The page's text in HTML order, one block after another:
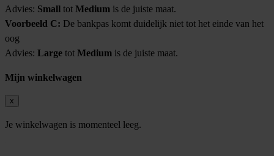
Advies: Small tot Medium is de juiste maat.
Voorbeeld C: De bankpas komt duidelijk niet tot het einde van het
oog
Advies: Large tot Medium is de juiste maat.
Mijn winkelwagen
x
Je winkelwagen is momenteel leeg.